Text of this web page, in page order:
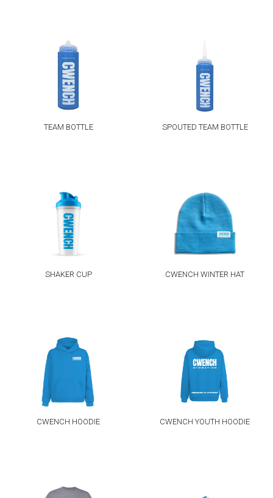
TEAM BOTTLE SPOUTED TEAM BOTTLE
SHAKER CUP CWENCH WINTER HAT
CWENCH HOODIE CWENCH YOUTH HOODIE